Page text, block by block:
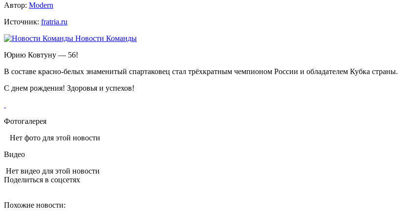
Автор: Modern
Источник: fratria.ru
Новости Команды
Юрию Ковтуну — 56!
В составе красно-белых знаменитый спартаковец стал трёхкратным чемпионом России и обладателем Кубка страны.
С днем рождения! Здоровья и успехов!
Фотогалерея
Нет фото для этой новости
Видео
Нет видео для этой новости
Поделиться в соцсетях
Похожие новости: